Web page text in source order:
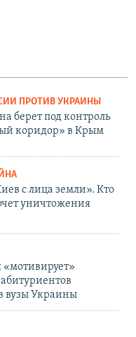
ПРОТИВ УКРАИНЫ
берет под контроль
коридор» в Крым
с лица земли». Кто
уничтожения
«мотивирует»
вузы Украины